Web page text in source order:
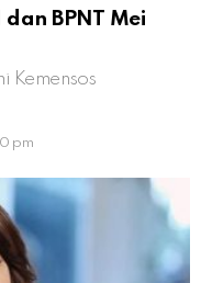
dan BPNT Mei
Kemensos
pm